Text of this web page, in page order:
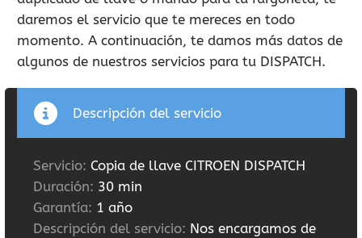
daremos el servicio que te mereces en todo
momento. A continuación, te damos más datos de
algunos de nuestros servicios para tu DISPATCH.
Descripción del servicio
Servicio: Copia de llave CITROEN DISPATCH
Duración: 30 min
Garantía: 1 año
Descripción del servicio: Nos encargamos de